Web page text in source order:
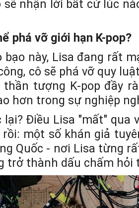
sẽ nhận lời bất cứ lúc
phá vỡ giới hạn K-pop?
bạo này, Lisa đang rất
cô sẽ phá vỡ quy
tượng K-pop đầy
hơn trong sự nghiệp
lại? Điều Lisa "mất" qua
một số khán giả
Quốc - nơi Lisa từng
trở thành dấu chấm